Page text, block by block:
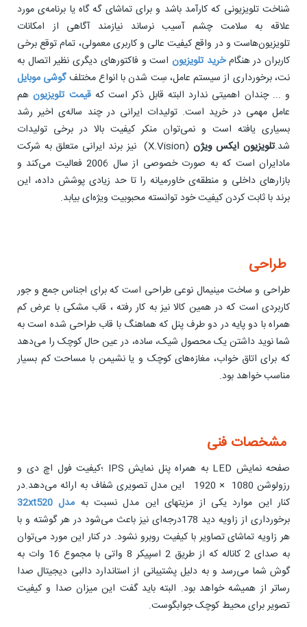
شناخت تلویزیونی که کارآمد باشد و برای تماشای گه گاه یا برنامه‌ی مورد
علاقه به سلامت چشم آسیب نرساند نیازمند آگاهی از امکانات
تلویزیون‌هاست و در واقع کیفیت عالی و کاربری معمولی، تمام توقع برخی
کاربران در هنگامخرید تلویزیوناست و فاکتورهای دیگری نظیر اتصال به
نت، برخورداری از سیستم عامل، سِت شدن با انواع مختلفگوشی موبایل
و ... چندان اهمیتی ندارد البته قابل ذکر است کهقیمت تلویزیونهم
عامل مهمی در خرید است. تولیدات ایرانی در چند ساله‌ی اخیر رشد
بسیاری یافته است و نمی‌توان منکر کیفیت بالا در برخی تولیدات
شد.تلویزیون ایکس ویژن
(X.Vision) نیز برند ایرانی متعلق به شرکت
مادایران است که به صورت خصوصی از سال 2006 فعالیت می‌کند و
بازارهای داخلی و منطقه‌ی خاورمیانه را تا حد زیادی پوشش داده، این
برند با ثابت کردن کیفیت خود توانسته محبوبیت ویژه‌ای بیابد.
طراحی
طراحی و ساخت مینیمال نوعی طراحی است که برای اجناس جمع و جور
کاربردی است که در همین کالا نیز به کار رفته ، قاب مشکی با عرض کم
همراه با دو پایه در دو طرف پنل که هماهنگ با قاب طراحی شده است به
شما نوید داشتن یک محصول شیک، ساده، در عین حال کوچک را می‌دهد
که برای اتاق خواب، مغازه‌های کوچک و یا نشیمن با مساحت کم بسیار
مناسب خواهد بود.
مشخصات فنی
صفحه نمایش LED به همراه پنل نمایش IPS ؛کیفیت فول اچ دی و
رزولوشن 1080 × 1920 این مدل تصویری شفاف به ارائه می‌دهد.در
کنار این موارد یکی از مزیتهای این مدل نسبت به مدل 32xt520
برخورداری از زاویه دید 178درجه‌ای نیز باعث می‌شود در هر گوشته و با
هر زاویه تماشای تصاویر با کیفیت روبرو نشود. در کنار این مورد می‌توان
به صدای 2 کاناله که از طریق 2 اسپیکر 8 واتی با مجموع 16 وات به
گوش شما می‌رسد و به دلیل پشتیبانی از استاندارد دالبی دیجیتال صدا
رساتر از همیشه خواهد بود. البته باید گفت این میزان صدا و کیفیت
تصویر برای محیط کوچک جوابگوست.